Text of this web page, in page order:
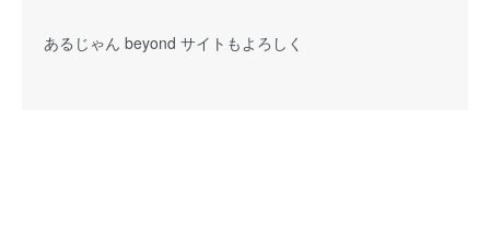
あるじゃん beyond サイトもよろしく